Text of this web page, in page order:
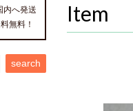
Item
へ発送
無料！
search